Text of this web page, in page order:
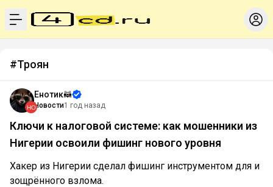
menu
#Троян
Енотик🦝
Новости1 год назад
Ключи к налоговой системе: как мошенники из
Нигерии освоили фишинг нового уровня
Хакер из Нигерии сделал фишинг инструментом для и
зощрённого взлома.